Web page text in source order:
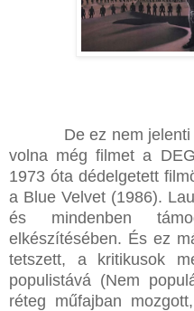
De ez nem
volna még filmet a
1973 óta dédelgetett
a Blue Velvet (1986).
és mindenben
elkészítésében. És ez
tetszett, a kritikusok
populistává (Nem
réteg műfajban